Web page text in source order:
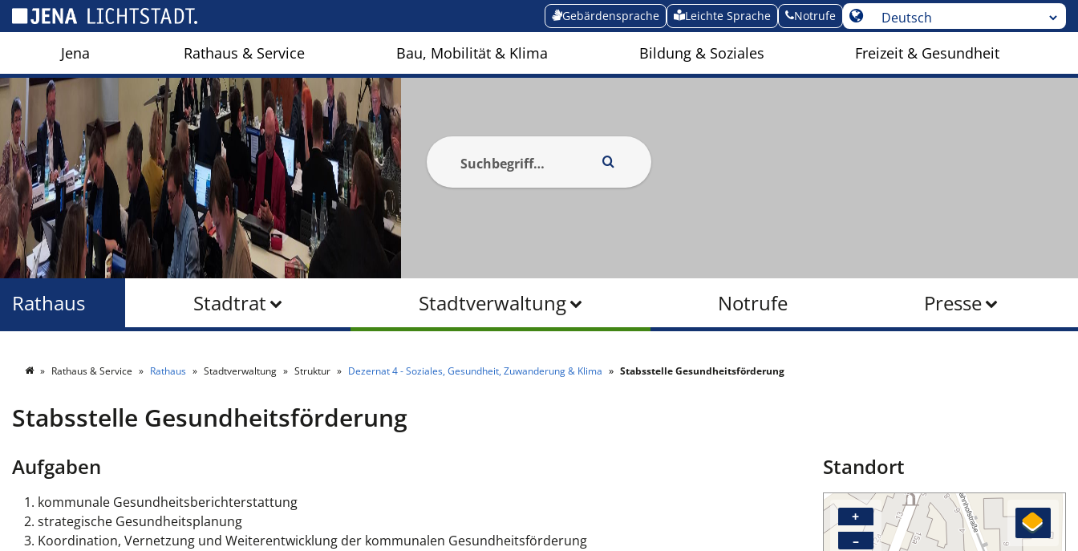
Gebärdensprache Leichte Sprache Notrufe
Jena Rathaus & Service Bau, Mobilität & Klima Bildung & Soziales Freizeit & Gesundheit
Stadtrat Stadtverwaltung Notrufe Presse
Rathaus
Rathaus & Service Rathaus Stadtverwaltung Struktur Dezernat 4 - Soziales, Gesundheit, Zuwanderung & Klima Stabsstelle Gesundheitsförderung
Stabsstelle Gesundheitsförderung
Aufgaben
kommunale Gesundheitsberichterstattung
strategische Gesundheitsplanung
Koordination, Vernetzung und Weiterentwicklung der kommunalen Gesundheitsförderung
Standort
+
–
Cookie-Einstellungen